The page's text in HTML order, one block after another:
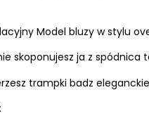
Model bluzy w stylu
skoponujesz ja z spódnica
trampki badz